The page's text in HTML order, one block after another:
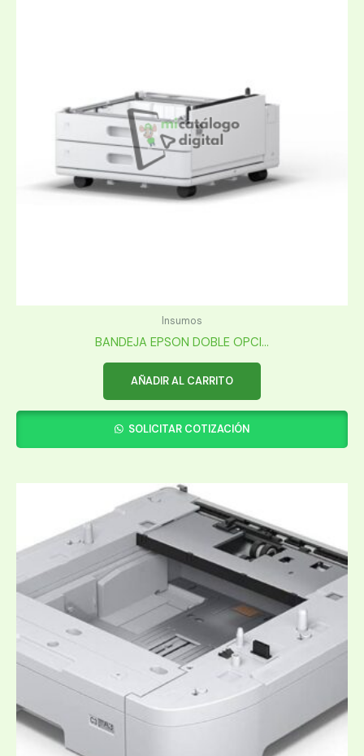
Insumos
BANDEJA EPSON DOBLE OPCI...
AÑADIR AL CARRITO
SOLICITAR COTIZACIÓN